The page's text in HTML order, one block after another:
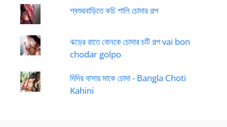
শ্বশুরবাড়িতে কচি শালি চোদার গল্প
ঝড়ের রাতে বোনকে চোদার চটি গল্প vai bon
chodar golpo
দিদির বাসায় মাকে চোদা - Bangla Choti
Kahini